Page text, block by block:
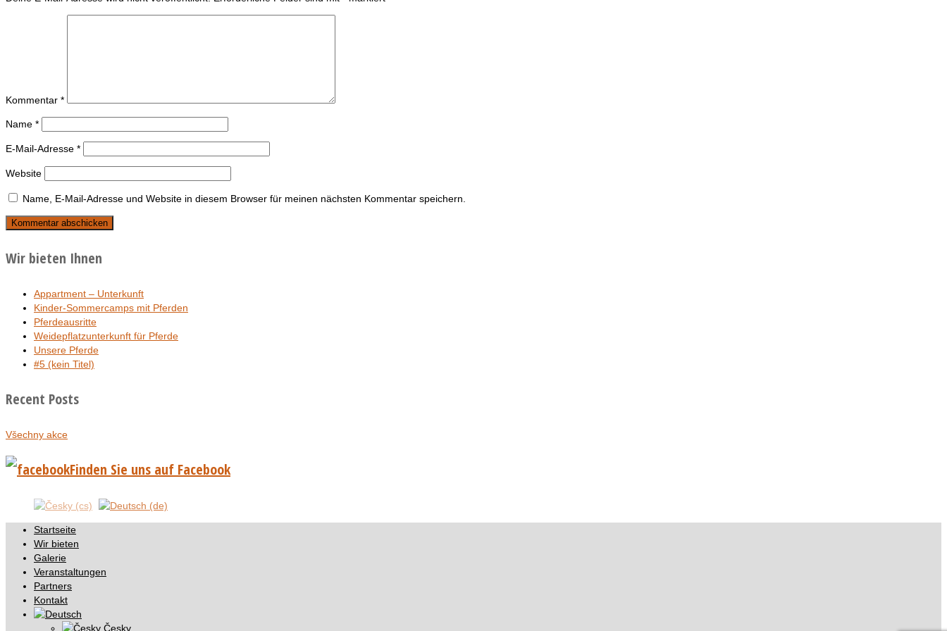
Kommentar *
Name *
E-Mail-Adresse *
Website
Name, E-Mail-Adresse und Website in diesem Browser für meinen nächsten Kommentar speichern.
Wir bieten Ihnen
Appartment – Unterkunft
Kinder-Sommercamps mit Pferden
Pferdeausritte
Weidepflatzunterkunft für Pferde
Unsere Pferde
#5 (kein Titel)
Recent Posts
Všechny akce
Finden Sie uns auf Facebook
Startseite
Wir bieten
Galerie
Veranstaltungen
Partners
Kontakt
Česky